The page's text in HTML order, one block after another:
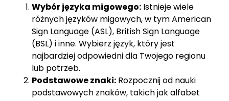
Wybór języka migowego: Istnieje wiele
różnych języków migowych, w tym American
Sign Language (ASL), British Sign Language
(BSL) i inne. Wybierz język, który jest
najbardziej odpowiedni dla Twojego regionu
lub potrzeb.
Podstawowe znaki: Rozpocznij od nauki
podstawowych znaków, takich jak alfabet